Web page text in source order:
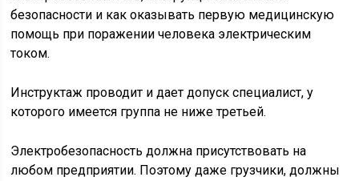
безопасности и как оказывать первую медицинскую
помощь при поражении человека электрическим
током.
Инструктаж проводит и дает допуск специалист, у
которого имеется группа не ниже третьей.
Электробезопасность должна присутствовать на
любом предприятии. Поэтому даже грузчики, должны